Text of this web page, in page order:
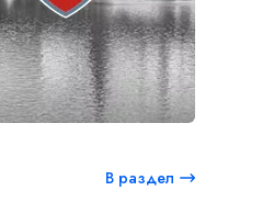
В раздел